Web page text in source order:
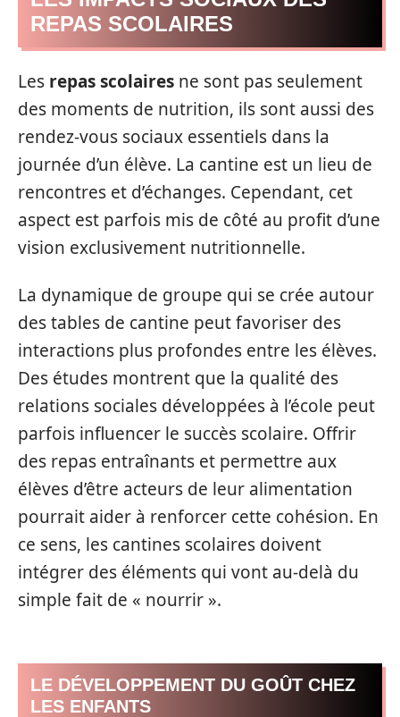
REPAS SCOLAIRES
Les repas scolaires ne sont pas seulement
des moments de nutrition, ils sont aussi des
rendez-vous sociaux essentiels dans la
journée d’un élève. La cantine est un lieu de
rencontres et d’échanges. Cependant, cet
aspect est parfois mis de côté au profit d’une
vision exclusivement nutritionnelle.
La dynamique de groupe qui se crée autour
des tables de cantine peut favoriser des
interactions plus profondes entre les élèves.
Des études montrent que la qualité des
relations sociales développées à l’école peut
parfois influencer le succès scolaire. Offrir
des repas entraînants et permettre aux
élèves d’être acteurs de leur alimentation
pourrait aider à renforcer cette cohésion. En
ce sens, les cantines scolaires doivent
intégrer des éléments qui vont au-delà du
simple fait de « nourrir ».
LE DÉVELOPPEMENT DU GOÛT CHEZ
LES ENFANTS